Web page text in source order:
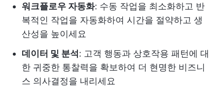
워크플로우 자동화: 수동 작업을 최소화하고 반
복적인 작업을 자동화하여 시간을 절약하고 생
산성을 높이세요
데이터 및 분석: 고객 행동과 상호작용 패턴에 대
한 귀중한 통찰력을 확보하여 더 현명한 비즈니
스 의사결정을 내리세요